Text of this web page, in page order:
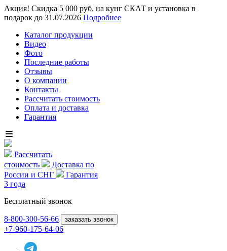
Акция! Скидка 5 000 руб. на кунг СКАТ и установка в
подарок до 31.07.2026 Подробнее
Каталог продукции
Видео
Фото
Последние работы
Отзывы
О компании
Контакты
Рассчитать стоимость
Оплата и доставка
Гарантия
Рассчитать
стоимость
Доставка по
России и СНГ
Гарантия
3 года
Бесплатный звонок
8-800-300-56-66 заказать звонок
+7-960-175-64-06